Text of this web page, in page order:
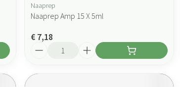
Naaprep
Naaprep Amp 15 X 5ml
€ 7,18